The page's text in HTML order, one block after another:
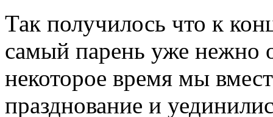
Так получилось что к
самый парень уже нежно
некоторое время мы
празднование и